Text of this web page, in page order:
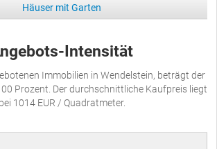
Häuser mit Garten
Intensität
Immobilien in Wendelstein, beträgt der
Prozent. Der durchschnittliche Kaufpreis liegt
bei 1014 EUR / Quadratmeter.